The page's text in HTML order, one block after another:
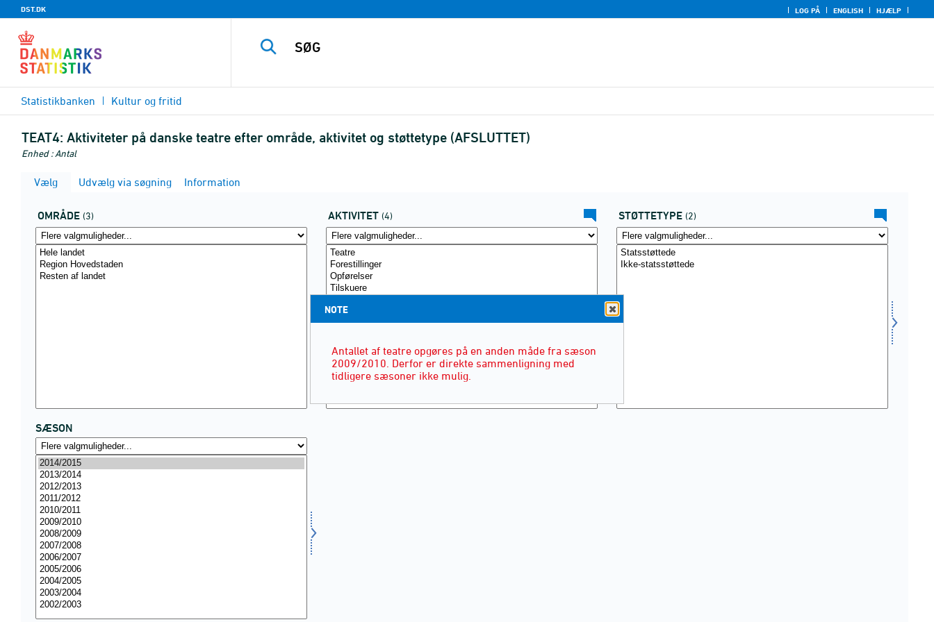
DST.DK LOG PÅ ENGLISH HJÆLP
Statistikbanken Kultur og fritid
TEAT4: Aktiviteter på danske teatre efter område, aktivitet og støttetype (AFSLUTTET)
Enhed : Antal
Vælg Udvælg via søgning Information
OMRÅDE (3) AKTIVITET (4) STØTTETYPE (2)
SÆSON
NOTE
Antallet af teatre opgøres på en anden måde fra sæson
2009/2010. Derfor er direkte sammenligning med
tidligere sæsoner ikke mulig.